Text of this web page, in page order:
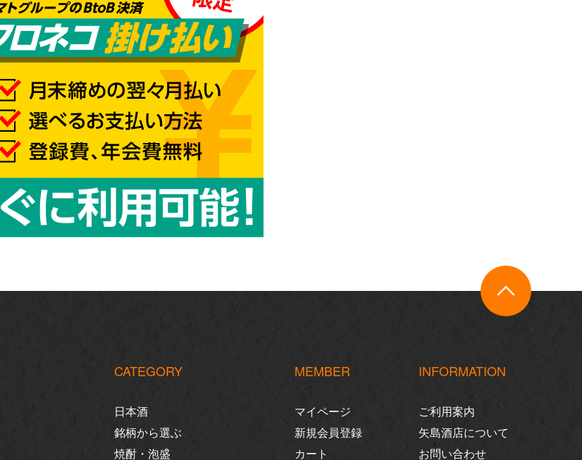
CATEGORY
日本酒
銘柄から選ぶ
焼酎・泡盛
MEMBER
マイページ
新規会員登録
カート
INFORMATION
ご利用案内
矢島酒店について
お問い合わせ